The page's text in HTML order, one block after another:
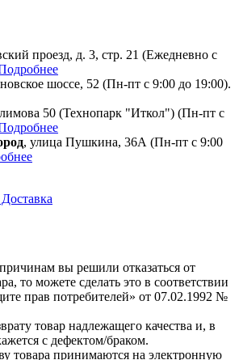
проезд, д. 3, стр. 21 (Ежедневно с
шоссе, 52 (Пн-пт с 9:00 до 19:00).
50 (​Технопарк "Иткол") (Пн-пт с
, улица Пушкина, 36А (Пн-пт с 9:00
вы решили отказаться от
то можете сделать это в соответствии
прав потребителей» от 07.02.1992 №
товар надлежащего качества и, в
с дефектом/браком.
товара принимаются на электронную